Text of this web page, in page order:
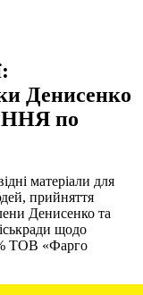
Денисенко
по
матеріали для
прийняття
Денисенко та
щодо
ТОВ «Фарго